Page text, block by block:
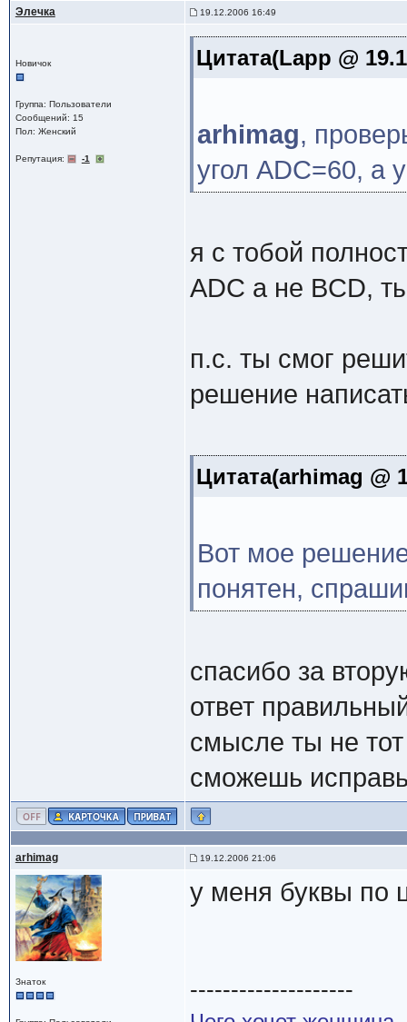
Элечка 19.12.2006 16:49
Новичок
Группа: Пользователи
Сообщений: 15
Пол: Женский
Репутация: -1
Цитата(Lapp @
arhimag,
угол ADC=60, а
я с тобой
ADC а не BCD,
п.с. ты смог
решение
Цитата(arhimag @
Вот мое
понятен,
спасибо за
ответ
смысле ты не
сможешь
arhimag 19.12.2006 21:06
Знаток
у меня буквы по
--------------------